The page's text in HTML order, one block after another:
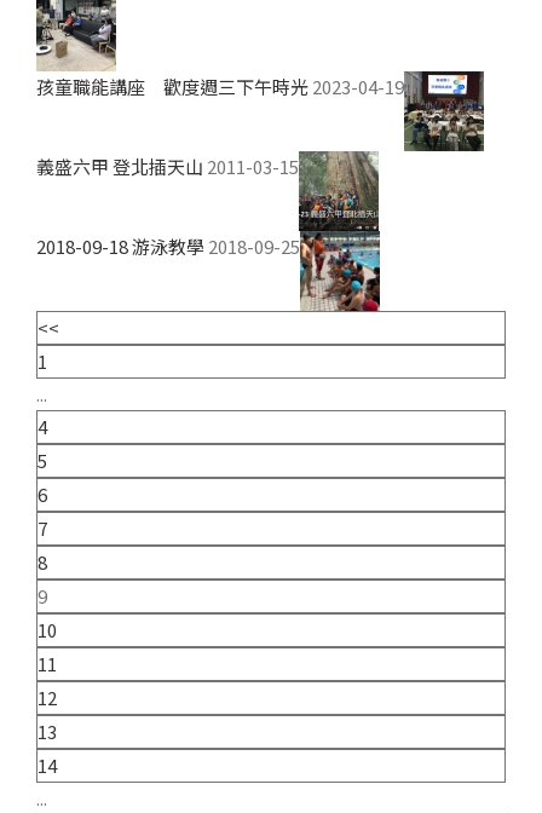
孩童職能講座 歡度週三下午時光2023-04-19
義盛六甲 登北插天山 2011-03-15
2018-09-18 游泳教學 2018-09-25
<<
1
...
4
5
6
7
8
9
10
11
12
13
14
...